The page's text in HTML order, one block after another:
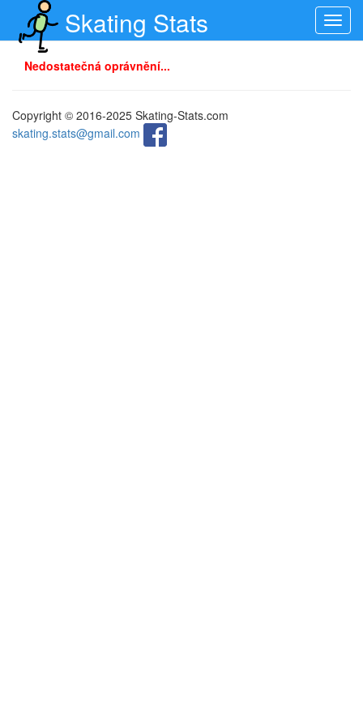
Skating Stats
Nedostatečná oprávnění...
Copyright © 2016-2025 Skating-Stats.com
skating.stats@gmail.com